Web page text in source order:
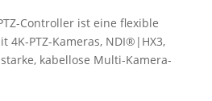
Controller ist eine flexible
4K-PTZ-Kameras, NDI®|HX3,
kabellose Multi-Kamera-